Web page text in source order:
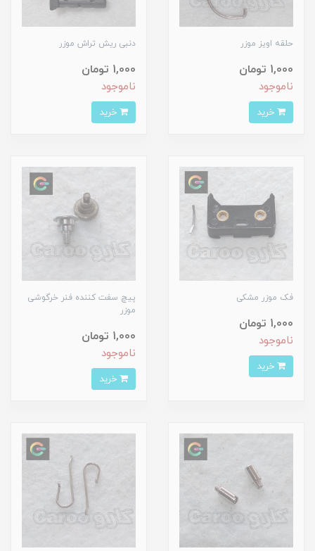
حلقه اویز موزر
1,000 تومان
ناموجود
دنبی ریش تراش موزر
1,000 تومان
ناموجود
فک موزر مشکی
1,000 تومان
ناموجود
پیچ سفت کننده فنر خرگوشی
موزر
1,000 تومان
ناموجود